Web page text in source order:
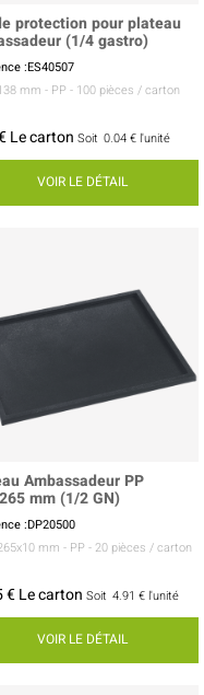
protection pour plateau
(1/4 gastro)
:ES40507
mm - PP - 100 pièces / carton
Le carton Soit 0.04 € l'unité
VOIR LE DÉTAIL
Ambassadeur PP
mm (1/2 GN)
:DP20500
mm - PP - 20 pièces / carton
€ Le carton Soit 4.91 € l'unité
VOIR LE DÉTAIL